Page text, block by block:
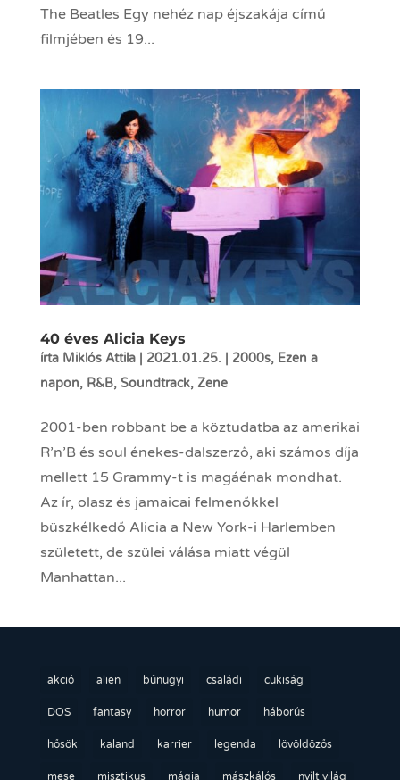
The Beatles Egy nehéz nap éjszakája című
filmjében és 19...
40 éves Alicia Keys
írta Miklós Attila| 2021.01.25. 2000s, Ezen a
napon, R&B, Soundtrack, Zene
2001-ben robbant be a köztudatba az amerikai
R’n’B és soul énekes-dalszerző, aki számos díja
mellett 15 Grammy-t is magáénak mondhat.
Az ír, olasz és jamaicai felmenőkkel
büszkélkedő Alicia a New York-i Harlemben
született, de szülei válása miatt végül
Manhattan...
akció alien bűnügyi családi cukiság
DOS fantasy horror humor háborús
hősök kaland karrier legenda lövöldözős
mese misztikus mágia mászkálós nyílt világ